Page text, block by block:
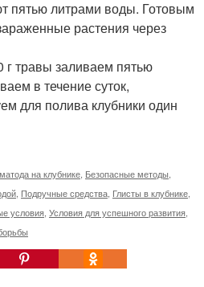
пятью литрами воды. Готовым
растения через
г травы заливаем пятью
в течение суток,
для полива клубники один
на клубнике Безопасные методы
Подручные средства Глисты в клубнике
условия Условия для успешного развития